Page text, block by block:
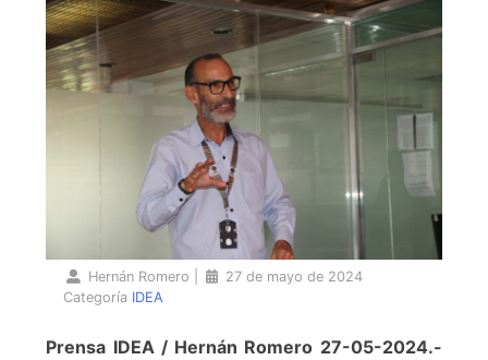
Hernán Romero
27 de mayo de 2024
Categoría IDEA
Prensa IDEA / Hernán Romero 27-05-2024.-